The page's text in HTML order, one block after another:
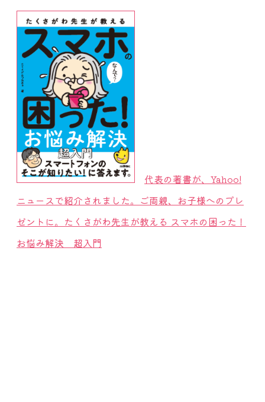
代表の著書が、Yahoo!
ニュースで紹介されました。ご両親、お子様へのプレ
ゼントに。たくさがわ先生が教える スマホの困った！
お悩み解決 超入門